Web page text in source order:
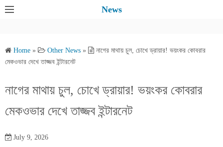
News
Home » Other News »
নাগের মাথায় চুল, চোখে ড্রায়ার! ভয়ংকর কোবরার
মেকওভার দেখে তাজ্জব ইন্টারনেট
নাগের মাথায় চুল, চোখে ড্রায়ার! ভয়ংকর কোবরার
মেকওভার দেখে তাজ্জব ইন্টারনেট
July 9, 2026